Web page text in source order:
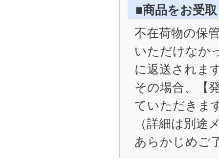
■商品をお受
不在荷物の保
いただけなか
に返送されま
その場合、【
ていただきま
（詳細は別
あらかじめご